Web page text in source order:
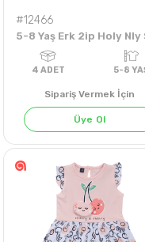
#12466
Sipariş Vermek İçin
Üye Ol